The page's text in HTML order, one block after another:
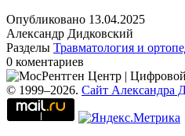
Опубликовано 13.04.2025
Александр Дидковский
Разделы Травматология и
0 коментариев
© 1999–2026. Сайт Александра